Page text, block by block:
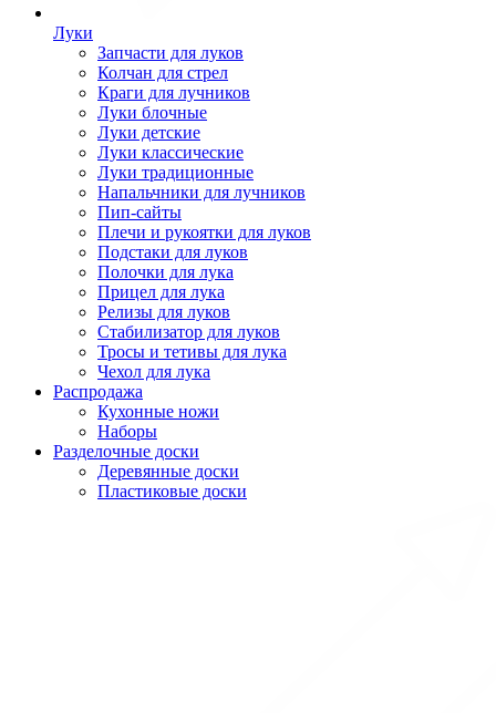
Луки
Запчасти для луков
Колчан для стрел
Краги для лучников
Луки блочные
Луки детские
Луки классические
Луки традиционные
Напальчники для лучников
Пип-сайты
Плечи и рукоятки для луков
Подстаки для луков
Полочки для лука
Прицел для лука
Релизы для луков
Стабилизатор для луков
Тросы и тетивы для лука
Чехол для лука
Распродажа
Кухонные ножи
Наборы
Разделочные доски
Деревянные доски
Пластиковые доски